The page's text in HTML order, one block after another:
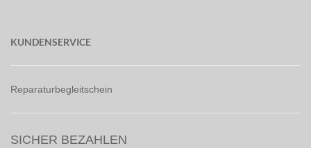
KUNDENSERVICE
Reparaturbegleitschein
SICHER BEZAHLEN